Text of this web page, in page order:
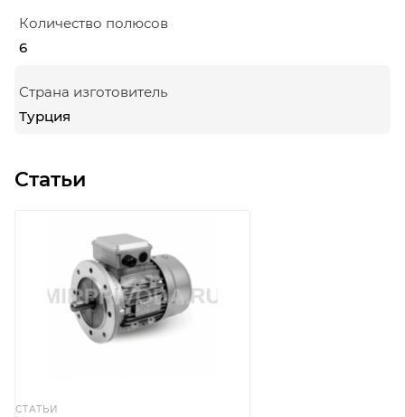
Количество полюсов
6
Страна изготовитель
Турция
Статьи
СТАТЬИ